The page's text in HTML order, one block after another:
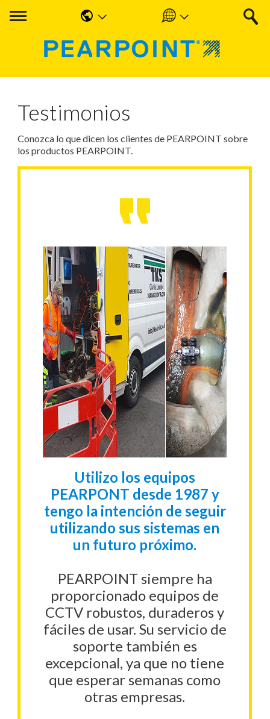
Americas
English
Deutsche
Testimonios
Conozca lo que dicen los clientes de PEARPOINT sobre
los productos PEARPOINT.
Utilizo los equipos
PEARPONT desde 1987 y
tengo la intención de seguir
utilizando sus sistemas en
un futuro próximo.
PEARPOINT siempre ha
proporcionado equipos de
CCTV robustos, duraderos y
fáciles de usar. Su servicio de
soporte también es
excepcional, ya que no tiene
que esperar semanas como
otras empresas.